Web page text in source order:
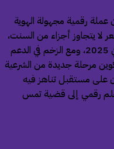
رقمية مجهولة الهوية
انطلقت في 2009 بسعر لا يتجاوز أجزاء من السنت،
إلى قمم تاريخية تفوق 123 ألف دولار في 2025، ومع الزخم في الدعم
مرحلة جديدة من الشرعية
مستقبل تناهز فيه
رقمي إلى قضية تمس